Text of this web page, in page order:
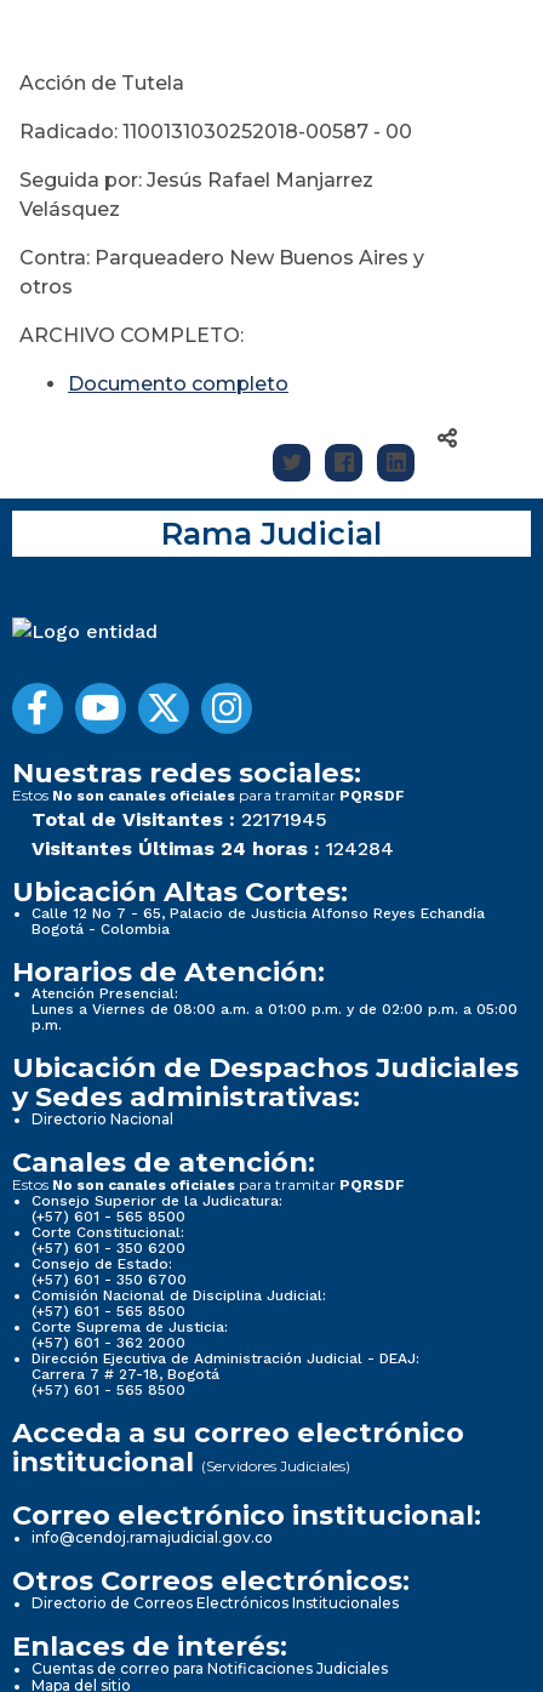
Acción de Tutela
Radicado: 1100131030252018-00587 - 00
Seguida por: Jesús Rafael Manjarrez
Velásquez
Contra: Parqueadero New Buenos Aires y
otros
ARCHIVO COMPLETO:
Documento completo
Rama Judicial
Nuestras redes sociales:
Estos No son canales oficiales para tramitar PQRSDF
Total de Visitantes : 22171945
Visitantes Últimas 24 horas : 124284
Ubicación Altas Cortes:
Calle 12 No 7 - 65, Palacio de Justicia Alfonso Reyes Echandía
Bogotá - Colombia
Horarios de Atención:
Atención Presencial:
Lunes a Viernes de 08:00 a.m. a 01:00 p.m. y de 02:00 p.m. a 05:00
p.m.
Ubicación de Despachos Judiciales
y Sedes administrativas:
Directorio Nacional
Canales de atención:
Estos No son canales oficiales para tramitar PQRSDF
Consejo Superior de la Judicatura:
(+57) 601 - 565 8500
Corte Constitucional:
(+57) 601 - 350 6200
Consejo de Estado:
(+57) 601 - 350 6700
Comisión Nacional de Disciplina Judicial:
(+57) 601 - 565 8500
Corte Suprema de Justicia:
(+57) 601 - 362 2000
Dirección Ejecutiva de Administración Judicial - DEAJ:
Carrera 7 # 27-18, Bogotá
(+57) 601 - 565 8500
Acceda a su correo electrónico
institucional (Servidores Judiciales)
Correo electrónico institucional:
info@cendoj.ramajudicial.gov.co
Otros Correos electrónicos:
Directorio de Correos Electrónicos Institucionales
Enlaces de interés:
Cuentas de correo para Notificaciones Judiciales
Mapa del sitio